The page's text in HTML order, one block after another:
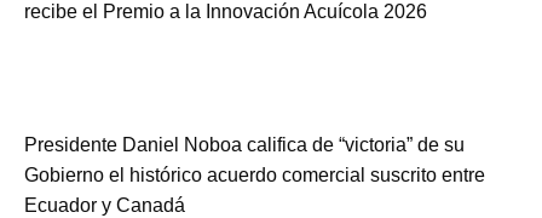
recibe el Premio a la Innovación Acuícola 2026
Presidente Daniel Noboa califica de “victoria” de su
Gobierno el histórico acuerdo comercial suscrito entre
Ecuador y Canadá